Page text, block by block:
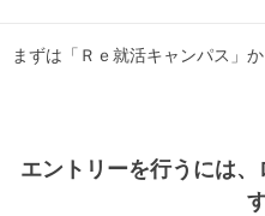
まずは「Ｒｅ就活キャンパス」
エントリーを行うには、